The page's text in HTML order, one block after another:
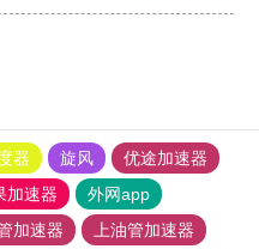
器 旋风
优途加速器
加速器
外网app
加速器
上油管加速器